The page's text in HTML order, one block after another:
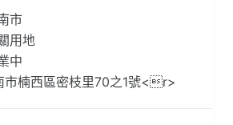
市
用地
中
市楠西區密枝里70之1號<r>